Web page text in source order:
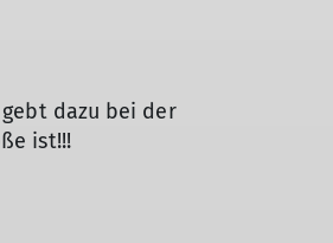
dazu bei der
ist!!!